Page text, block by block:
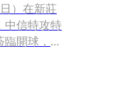
）在新莊
中信特攻特
開球，包